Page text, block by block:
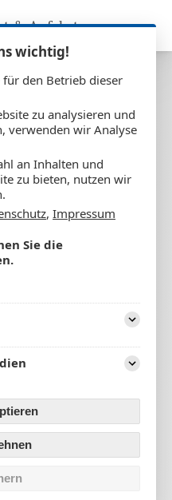
& Anfahrt
wichtig!
den Betrieb dieser
zu analysieren und
verwenden wir Analyse
an Inhalten und
zu bieten, nutzen wir
, Impressum
Sie die